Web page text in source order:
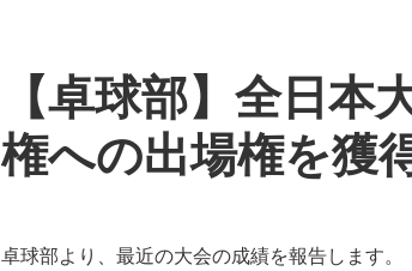
【卓球部】全日本
権への出場権を獲
卓球部より、最近の大会の成績を報告します。